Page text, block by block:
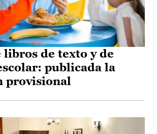
libros de texto y de
publicada la
provisional